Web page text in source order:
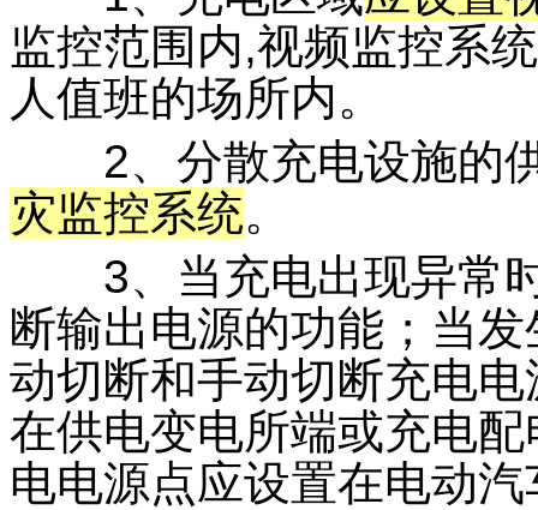
监控范围内,视频监控系
人值班的场所内。
2、分散充电设施的
灾监控系统。
3、当充电出现异常时
断输出电源的功能；当
动切断和手动切断充电
在供电变电所端或充电
电电源点应设置在电动